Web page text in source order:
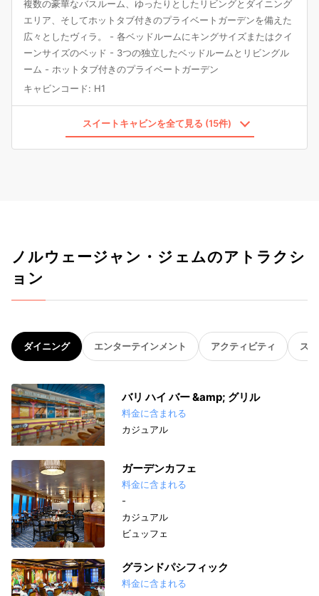
複数の豪華なバスルーム、ゆったりとしたリビングとダイニング
エリア、そしてホットタブ付きのプライベートガーデンを備えた
広々としたヴィラ。 - 各ベッドルームにキングサイズまたはクイ
ーンサイズのベッド - 3つの独立したベッドルームとリビングル
ーム - ホットタブ付きのプライベートガーデン
キャビンコード: H1
スイートキャビンを全て見る (15件)
ノルウェージャン・ジェムのアトラクシ
ョン
ダイニング エンターテインメント アクティビティ ス
バリ ハイ バー &amp; グリル
料金に含まれる
カジュアル
ガーデンカフェ
料金に含まれる
-
カジュアル
ビュッフェ
グランドパシフィック
料金に含まれる